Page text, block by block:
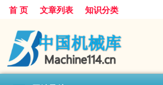
首 页 文章列表 知识分类